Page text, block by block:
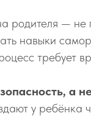
родителя — не
навыки
требует
а
у ребёнка